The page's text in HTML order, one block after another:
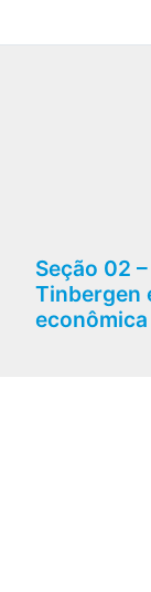
Seção 02
Tinbergen
econômica